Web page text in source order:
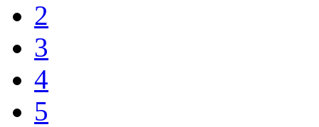
2
3
4
5